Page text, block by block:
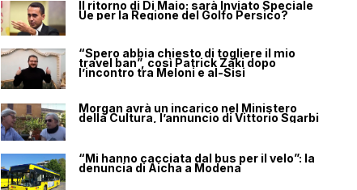
Il ritorno di Di Maio: sarà Inviato Speciale
Ue per la Regione del Golfo Persico?
“Spero abbia chiesto di togliere il mio
travel ban”, così Patrick Zaki dopo
l’incontro tra Meloni e al-Sisi
Morgan avrà un incarico nel Ministero
della Cultura, l’annuncio di Vittorio Sgarbi
“Mi hanno cacciata dal bus per il velo”: la
denuncia di Aicha a Modena